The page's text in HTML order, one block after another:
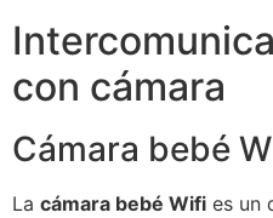
con cámara
Cámara bebé
La cámara bebé Wifi es un